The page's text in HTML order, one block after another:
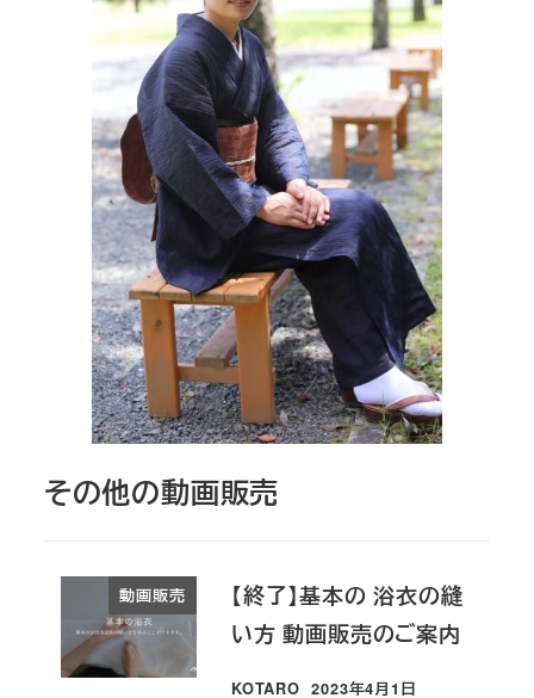
その他の動画販売
動画販売
【終了】基本の 浴衣の縫
い方 動画販売のご案内
KOTARO 2023年4月1日